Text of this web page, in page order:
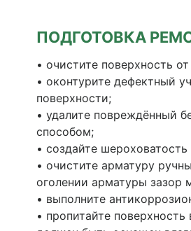
ПОДГОТОВКА
• очистите поверхность
• оконтурите дефектный
поверхности;
• удалите повреждённый
способом;
• создайте
• очистите арматуру
оголении арматуры зазор
• выполните
• пропитайте